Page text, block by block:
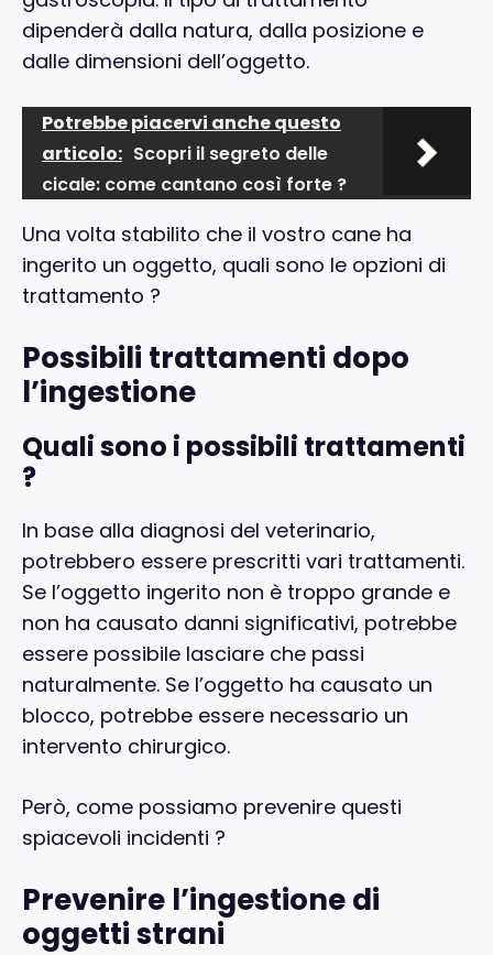
dipenderà dalla natura, dalla posizione e
dalle dimensioni dell’oggetto.
Potrebbe piacervi anche questo
articolo: Scopri il segreto delle
cicale: come cantano così forte ?
Una volta stabilito che il vostro cane ha
ingerito un oggetto, quali sono le opzioni di
trattamento ?
Possibili trattamenti dopo
l’ingestione
Quali sono i possibili trattamenti
?
In base alla diagnosi del veterinario,
potrebbero essere prescritti vari trattamenti.
Se l’oggetto ingerito non è troppo grande e
non ha causato danni significativi, potrebbe
essere possibile lasciare che passi
naturalmente. Se l’oggetto ha causato un
blocco, potrebbe essere necessario un
intervento chirurgico.
Però, come possiamo prevenire questi
spiacevoli incidenti ?
Prevenire l’ingestione di
oggetti strani